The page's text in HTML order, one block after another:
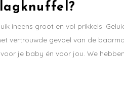
ineens groot en vol prikkels.
vertrouwde gevoel van de
je baby én voor jou. We